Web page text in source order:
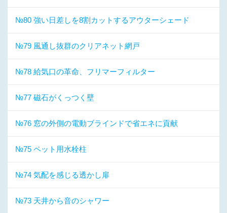
№80 強い日差しを8割カットするアウターシェード
№79 風通し抜群のクリアネット網戸
№78 給気口の革命、フリマーフィルター
№77 磁石がくっつく壁
№76 窓の外側の電動ブラインドで省エネに貢献
№75 ペット用水栓柱
№74 気配を感じる透かし扉
№73 天井から音のシャワー